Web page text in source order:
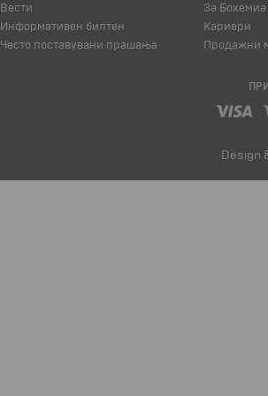
Вести
Информативен билтен
Често поставувани прашања
За Бохемиа
Кариери
Продажни
Design